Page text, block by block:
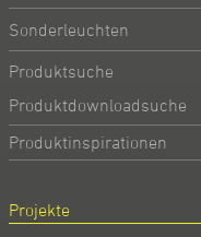
Sonderleuchten
Produktsuche
Produktdownloadsuche
Produktinspirationen
Projekte